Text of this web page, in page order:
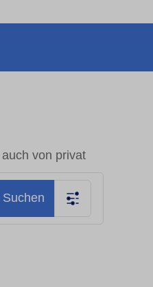
von privat
Suchen